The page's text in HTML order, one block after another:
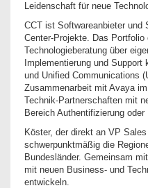
Leidenschaft für neue
CCT ist Softwareanbieter und
Center-Projekte. Das
Technologieberatung über
Implementierung und
und Unified Communications
Zusammenarbeit mit Avaya
Technik-Partnerschaften mit
Bereich Authentifizierung oder
Köster, der direkt an VP
schwerpunktmäßig die
Bundesländer. Gemeinsam
mit neuen Business- und
entwickeln.